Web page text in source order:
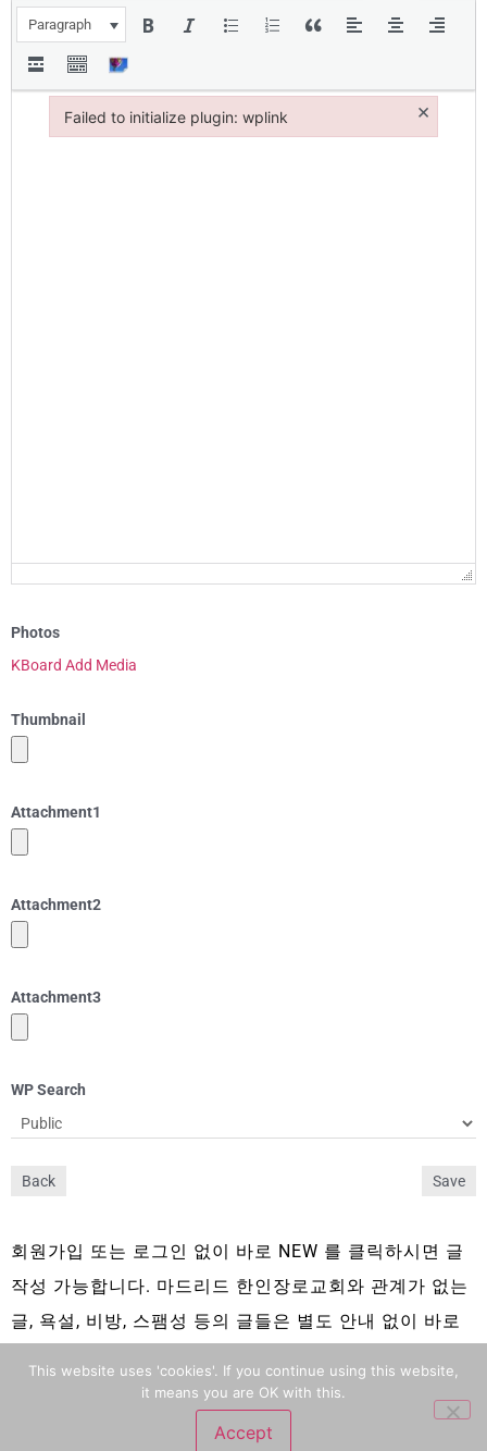
Paragraph
Photos
KBoard Add Media
Thumbnail
Attachment1
Attachment2
Attachment3
WP Search
Back Save
회원가입 또는 로그인 없이 바로 NEW 를 클릭하시면 글
작성 가능합니다. 마드리드 한인장로교회와 관계가 없는
글, 욕설, 비방, 스팸성 등의 글들은 별도 안내 없이 바로
This website uses 'cookies'. If you continue using this website,
it means you are OK with this.
Accept
Failed to initialize plugin: wplink ×
Failed to initialize plugin: wplink